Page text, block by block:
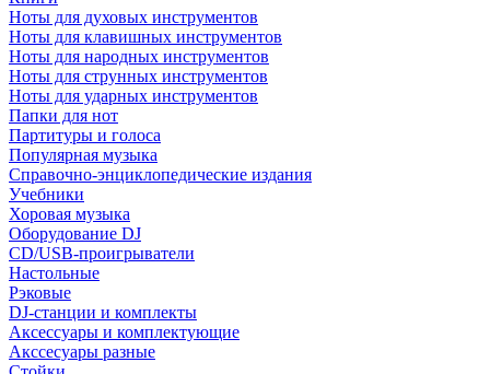
Ноты для духовых инструментов
Ноты для клавишных инструментов
Ноты для народных инструментов
Ноты для струнных инструментов
Ноты для ударных инструментов
Папки для нот
Партитуры и голоса
Популярная музыка
Справочно-энциклопедические издания
Учебники
Хоровая музыка
Оборудование DJ
CD/USB-проигрыватели
Настольные
Рэковые
DJ-станции и комплекты
Аксессуары и комплектующие
Акссесуары разные